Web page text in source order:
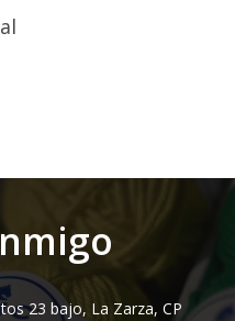
23 bajo, La Zarza, CP